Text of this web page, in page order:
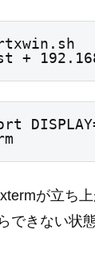
+
が立ち
できない状